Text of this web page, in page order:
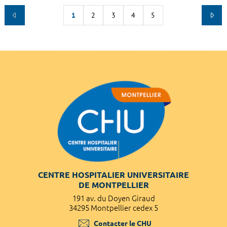
1 2 3 4 5
CENTRE HOSPITALIER UNIVERSITAIRE
DE MONTPELLIER
191 av. du Doyen Giraud
34295 Montpellier cedex 5
Contacter le CHU